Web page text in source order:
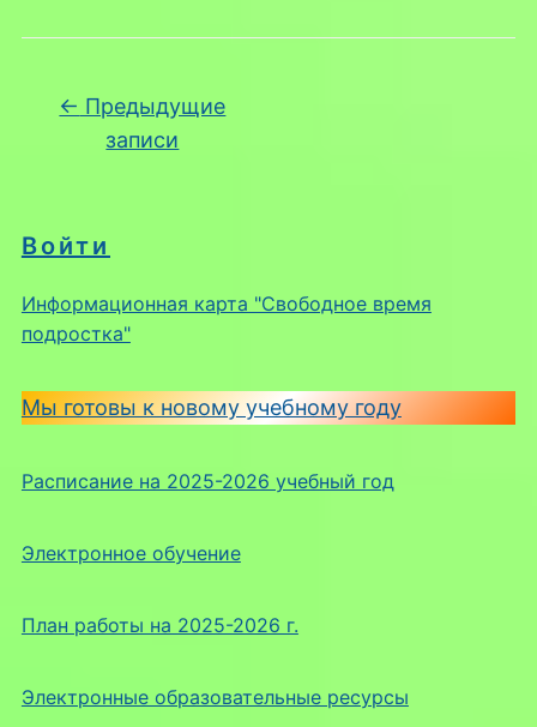
Войти
Информационная карта "Свободное время
подростка"
Мы готовы к новому учебному году
Расписание на 2025-2026 учебный год
Электронное обучение
План работы на 2025-2026 г.
Электронные образовательные ресурсы
Навигация по записям
← Предыдущие
записи